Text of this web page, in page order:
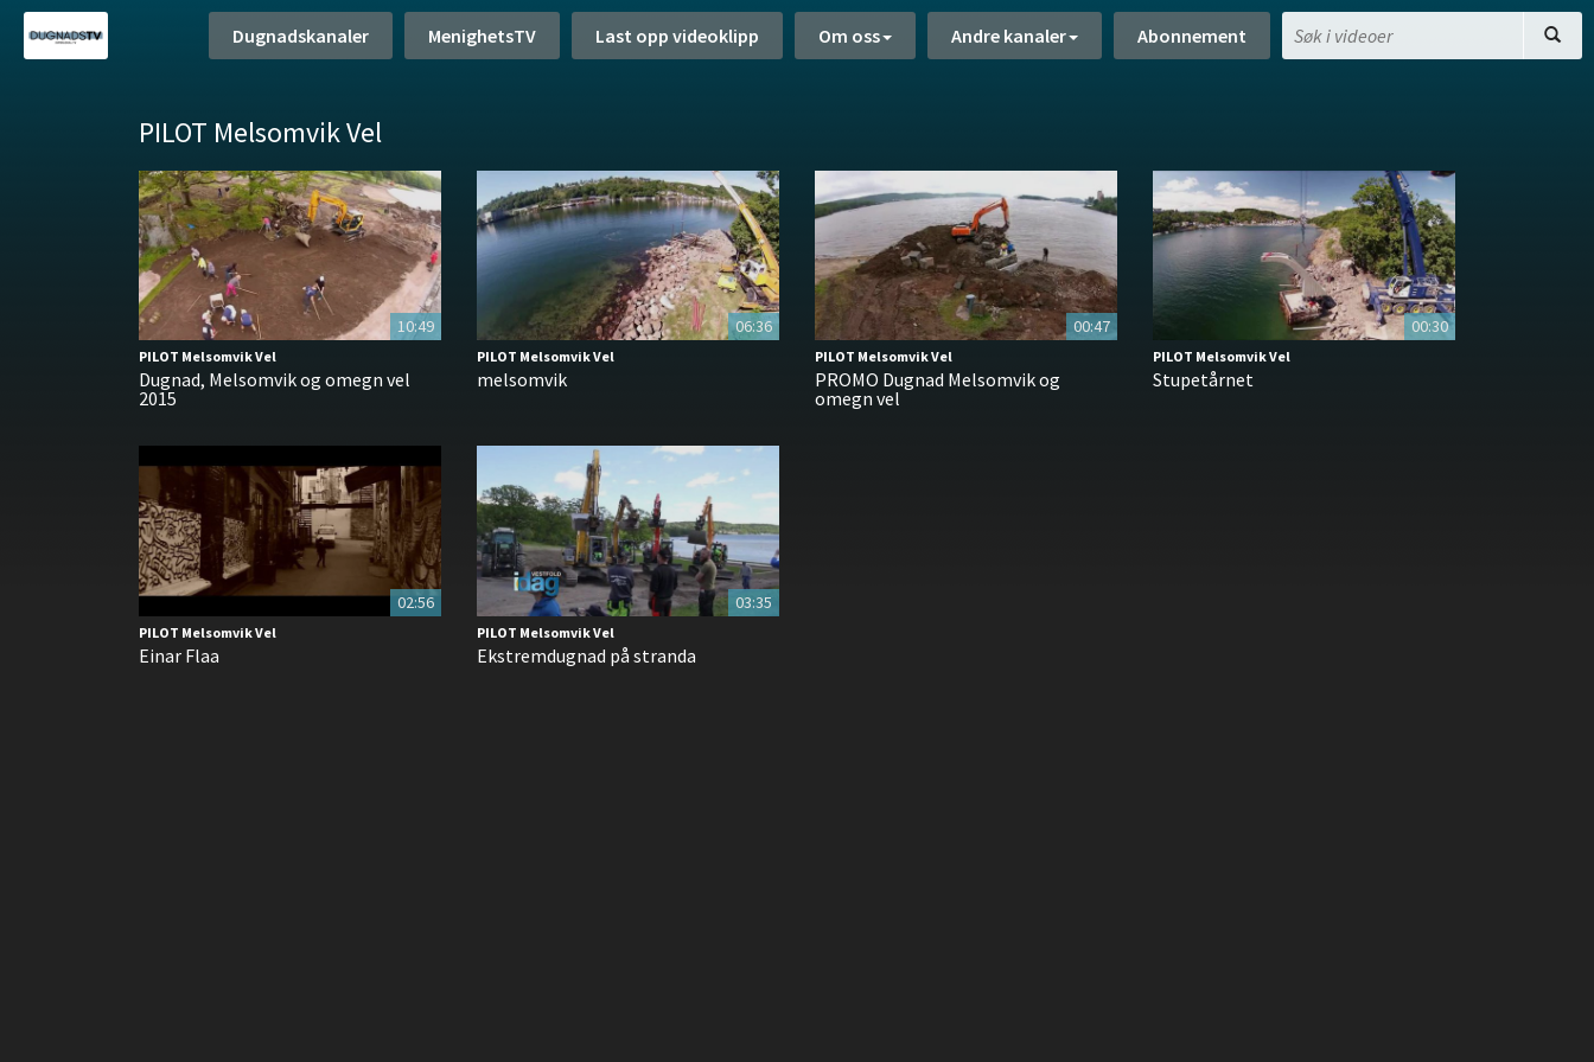
Dugnadskanaler MenighetsTV Last opp videoklipp Om oss Andre kanaler Abonnement
PILOT Melsomvik Vel
10:49
PILOT Melsomvik Vel
Dugnad, Melsomvik og omegn vel
2015
06:36
PILOT Melsomvik Vel
melsomvik
00:47
PILOT Melsomvik Vel
PROMO Dugnad Melsomvik og
omegn vel
00:30
PILOT Melsomvik Vel
Stupetårnet
02:56
PILOT Melsomvik Vel
Einar Flaa
03:35
PILOT Melsomvik Vel
Ekstremdugnad på stranda